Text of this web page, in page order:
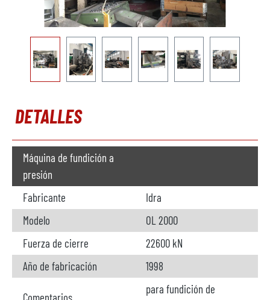
DETALLES
Máquina de fundición a
presión
Fabricante
Idra
Modelo
OL 2000
Fuerza de cierre
22600 kN
Año de fabricación
1998
para fundición de